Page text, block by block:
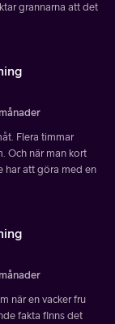
grannarna att det
Flera timmar
Och när man kort
har att göra med en
när en vacker fru
fakta finns det